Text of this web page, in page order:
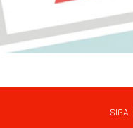
SIGA